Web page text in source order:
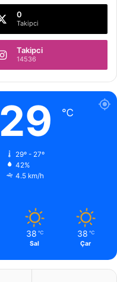
0
Takipci
Takipci
14536
29 ℃
29º - 27º
42%
4.5 km/h
38 ℃
Sal
38 ℃
Çar